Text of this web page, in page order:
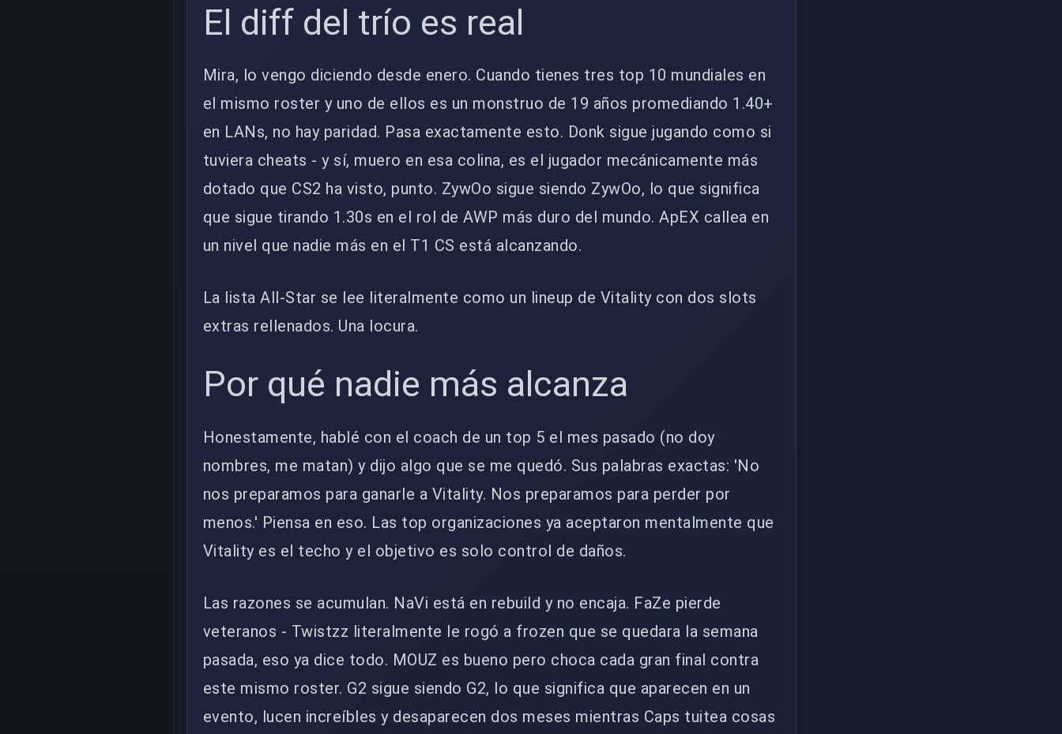
El diff del trío es real
Mira, lo vengo diciendo desde enero. Cuando tienes tres top 10 mundiales en
el mismo roster y uno de ellos es un monstruo de 19 años promediando 1.40+
en LANs, no hay paridad. Pasa exactamente esto. Donk sigue jugando como si
tuviera cheats - y sí, muero en esa colina, es el jugador mecánicamente más
dotado que CS2 ha visto, punto. ZywOo sigue siendo ZywOo, lo que significa
que sigue tirando 1.30s en el rol de AWP más duro del mundo. ApEX callea en
un nivel que nadie más en el T1 CS está alcanzando.
La lista All-Star se lee literalmente como un lineup de Vitality con dos slots
extras rellenados. Una locura.
Por qué nadie más alcanza
Honestamente, hablé con el coach de un top 5 el mes pasado (no doy
nombres, me matan) y dijo algo que se me quedó. Sus palabras exactas: 'No
nos preparamos para ganarle a Vitality. Nos preparamos para perder por
menos.' Piensa en eso. Las top organizaciones ya aceptaron mentalmente que
Vitality es el techo y el objetivo es solo control de daños.
Las razones se acumulan. NaVi está en rebuild y no encaja. FaZe pierde
veteranos - Twistzz literalmente le rogó a frozen que se quedara la semana
pasada, eso ya dice todo. MOUZ es bueno pero choca cada gran final contra
este mismo roster. G2 sigue siendo G2, lo que significa que aparecen en un
evento, lucen increíbles y desaparecen dos meses mientras Caps tuitea cosas